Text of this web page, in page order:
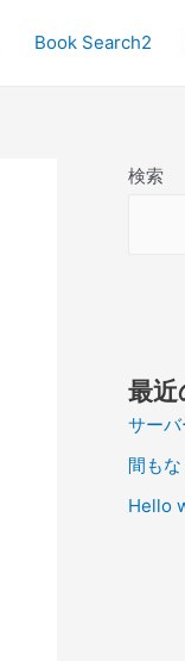
Book Search2
検索
最近
サー
間も
Hello